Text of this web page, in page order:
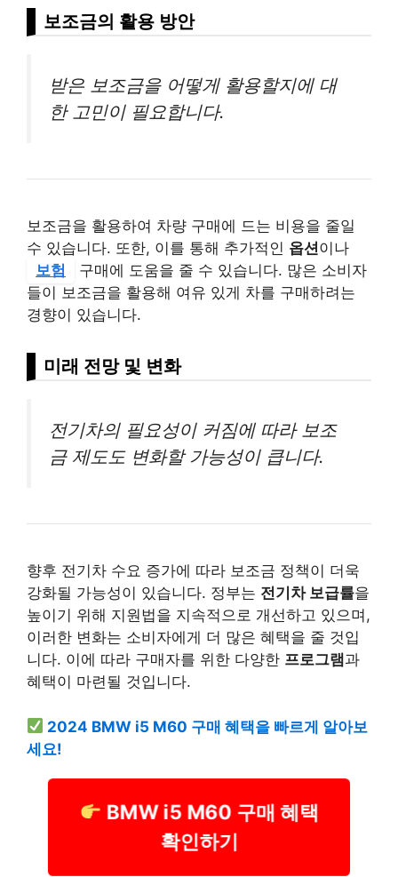
보조금의 활용 방안
받은 보조금을 어떻게 활용할지에 대
한 고민이 필요합니다.
보조금을 활용하여 차량 구매에 드는 비용을 줄일
수 있습니다. 또한, 이를 통해 추가적인 옵션이나
보험
구매에 도움을 줄 수 있습니다. 많은 소비자
들이 보조금을 활용해 여유 있게 차를 구매하려는
경향이 있습니다.
미래 전망 및 변화
전기차의 필요성이 커짐에 따라 보조
금 제도도 변화할 가능성이 큽니다.
향후 전기차 수요 증가에 따라 보조금 정책이 더욱
강화될 가능성이 있습니다. 정부는 전기차 보급률을
높이기 위해 지원법을 지속적으로 개선하고 있으며,
이러한 변화는 소비자에게 더 많은 혜택을 줄 것입
니다. 이에 따라 구매자를 위한 다양한 프로그램과
혜택이 마련될 것입니다.
2024 BMW i5 M60 구매 혜택을 빠르게 알아보
세요!
BMW i5 M60 구매 혜택
확인하기